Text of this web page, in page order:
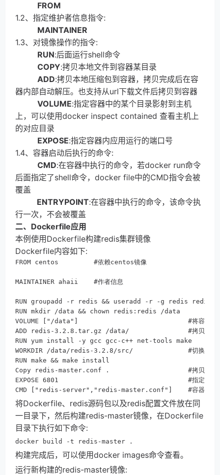
FROM
1.2、指定维护者信息指令:
MAINTAINER
1.3、对镜像操作的指令:
RUN:后面运行shell命令
COPY:拷贝本地文件到容器某目录
ADD:拷贝本地压缩包到容器，拷贝完成后在容
器内部自动解压。也支持从url下载文件后拷贝到容器
VOLUME:指定容器中的某个目录影射到主机
上，可以使用docker inspect contained 查看主机上
的对应目录
EXPOSE:指定容器内应用运行的端口号
1.4、容器启动后执行的命令:
CMD:在容器中执行的命令，若docker run命令
后面指定了shell命令，docker file中的CMD指令会被
覆盖
ENTRYPOINT:在容器中执行的命令，该命令执
行一次，不会被覆盖
二、Dockerfile应用
本例使用Dockerfile构建redis集群镜像
Dockerfile内容如下:
FROM centos         #依赖centos镜像
MAINTAINER ahaii    #作者信息
RUN groupadd -r redis && useradd -r -g redis
RUN mkdir /data && chown redis:redis /data
VOLUME ["/data"]                            #将容器中的/
ADD redis-3.2.8.tar.gz /data/               #拷贝源码包
RUN yum install -y gcc gcc-c++ net-tools make
WORKDIR /data/redis-3.2.8/src/              #切换目录
RUN make && make install
Copy redis-master.conf .                    #拷贝配置
EXPOSE 6801                                 #指定监听
CMD ["redis-server","redis-master.conf"]    #容器启动后
将Dockerfile、redis源码包以及redis配置文件放在同
一目录下，然后构建redis-master镜像，在Dockerfile
目录下执行如下命令:
docker build -t redis-master .
构建完成后，可以使用docker images命令查看。
运行新构建的redis-master镜像: